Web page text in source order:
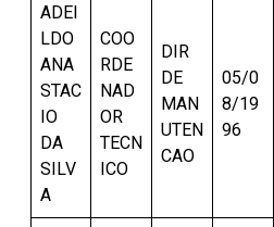
ADEI
LDO
ANA
STAC
IO
DA
SILV
A
COO
RDE
NAD
OR
TECN
ICO
DIR
DE
MAN
UTEN
CAO
05/0
8/19
96